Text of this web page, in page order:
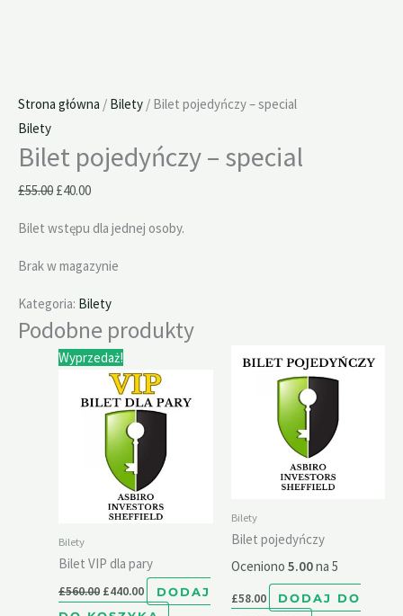
Strona główna / Bilety / Bilet pojedyńczy – special
Bilety
Bilet pojedyńczy – special
£55.00 £40.00
Bilet wstępu dla jednej osoby.
Brak w magazynie
Kategoria: Bilety
Podobne produkty
Wyprzedaż!
Bilety
Bilet VIP dla pary
£560.00
Pierwotna
cena
wynosiła:
£560.00.
£440.00
wynosi:
£440.00.
DODAJ
Bilety
Bilet pojedyńczy
Oceniono 5.00na 5
£58.00
DODAJ DO